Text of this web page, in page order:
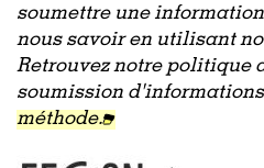
soumettre une
nous savoir en utilisant
Retrouvez notre politique
soumission
méthode.